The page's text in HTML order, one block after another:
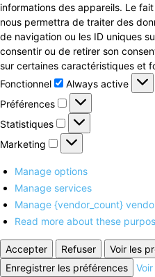
informations des appareils. Le
nous permettra de traiter des
de navigation ou les ID uniques
consentir ou de retirer son
sur certaines caractéristiques et
Fonctionnel
Fonctionnel
Always active
Préférences
Préférences
Statistiques Statistiques
Marketing Marketing
Manage options
Manage services
Manage {vendor_count}
Read more about these
Accepter Refuser
Voir les
Enregistrer les préférences